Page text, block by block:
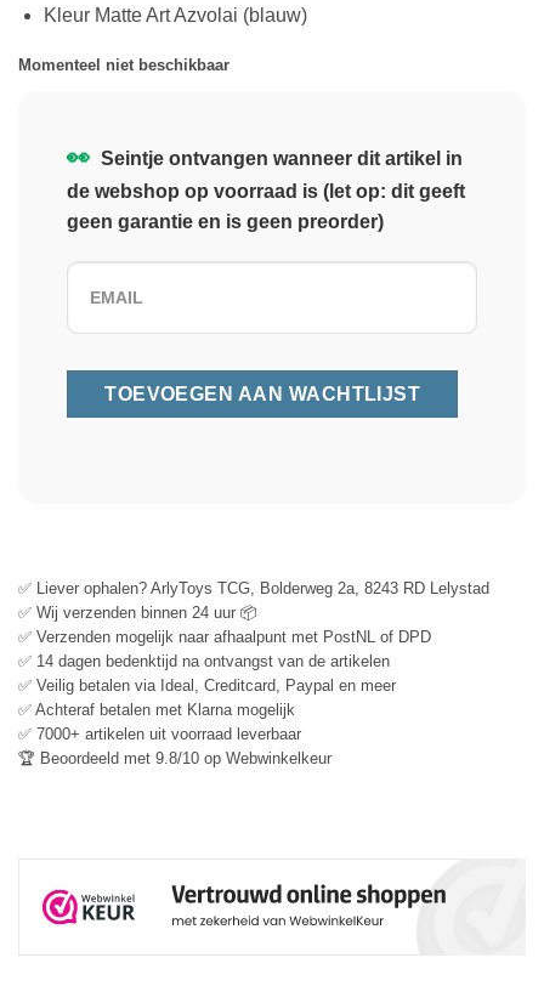
Kleur Matte Art Azvolai (blauw)
Momenteel niet beschikbaar
👀 Seintje ontvangen wanneer dit artikel in
de webshop op voorraad is (let op: dit geeft
geen garantie en is geen preorder)
✅ Liever ophalen? ArlyToys TCG, Bolderweg 2a, 8243 RD Lelystad
✅ Wij verzenden binnen 24 uur 📦
✅ Verzenden mogelijk naar afhaalpunt met PostNL of DPD
✅ 14 dagen bedenktijd na ontvangst van de artikelen
✅ Veilig betalen via Ideal, Creditcard, Paypal en meer
✅ Achteraf betalen met Klarna mogelijk
✅ 7000+ artikelen uit voorraad leverbaar
🏆 Beoordeeld met 9.8/10 op Webwinkelkeur